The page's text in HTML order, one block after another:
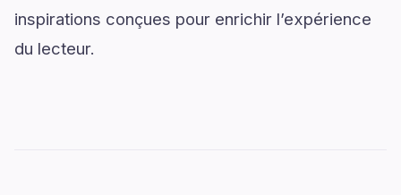
inspirations conçues pour enrichir l’expérience
du lecteur.